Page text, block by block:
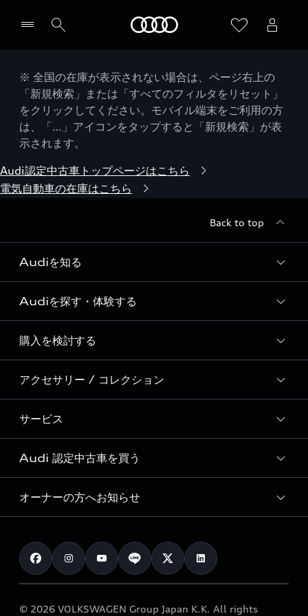
※ 全国の在庫が表示されない場合は、ページ右上の
「新規検索」または「すべてのフィルタをリセット」
をクリックしてください。モバイル端末をご利用の方
は、「…」アイコンをタップすると「新規検索」が表
示されます。
Audi認定中古車トップページはこちら
電気自動車の在庫はこちら
Back to top
Audiを知る
Audi ブランド
Story of Progress
Audi Sport
Formula 1®
デジタルサービス
Audiを探す・体験する
ディーラー検索
新車在庫検索
試乗車・展示車検索
見積り依頼
試乗予約
購入を検討する
モデル一覧
特別仕様モデル / 限定モデル
e-tronラインアップ
価格シミュレーション
車両比較
カタログ一覧
アクセサリー / コレクション
純正アクセサリー
オンラインショップ
Audi collection
アウディナビアプリ
サービス
サービス入庫予約
サービスプログラム
メンテナンス
車検 / 定期点検
e-tronアフターサポート
Audi 認定中古車を買う
Audi認定中古車
クオリティ
保証
メンテナンス
オーナーの方へお知らせ
お知らせ
オーナー様向けキャンペーン
© 2026 VOLKSWAGEN Group Japan K.K. All rights